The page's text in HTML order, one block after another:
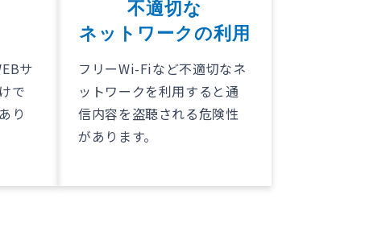
サ
で
り
不適切な
ネットワークの利用
フリーWi-Fiなど不適切なネ
ットワークを利用すると通
信内容を盗聴される危険性
があります。